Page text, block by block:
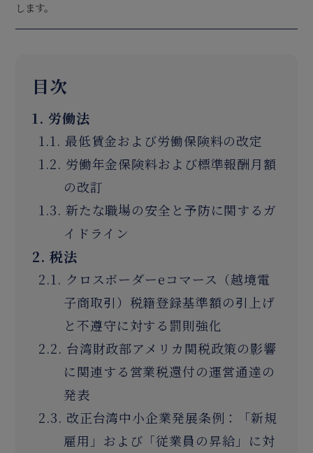
します。
目次
1. 労働法
1.1. 最低賃金および労働保険料の改定
1.2. 労働年金保険料および標準報酬月額
の改訂
1.3. 新たな職場の安全と予防に関するガ
イドライン
2. 税法
2.1. クロスボーダーeコマース（越境電
子商取引）税籍登録基準額の引上げ
と不遵守に対する罰則強化
2.2. 台湾財政部アメリカ関税政策の影響
に関連する営業税還付の運営通達の
発表
2.3. 改正台湾中小企業発展条例：「新規
雇用」および「従業員の昇給」に対